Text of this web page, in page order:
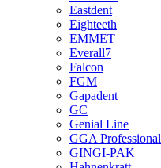
Eastdent
Eighteeth
EMMET
Everall7
Falcon
FGM
Gapadent
GC
Genial Line
GGA Professional
GINGI-PAK